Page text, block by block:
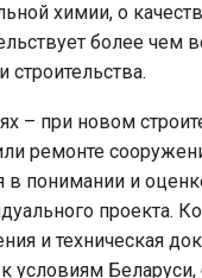
химии, о
более чем
строительства.
– при новом
ремонте
в понимании и
проекта.
и техническая
условиям